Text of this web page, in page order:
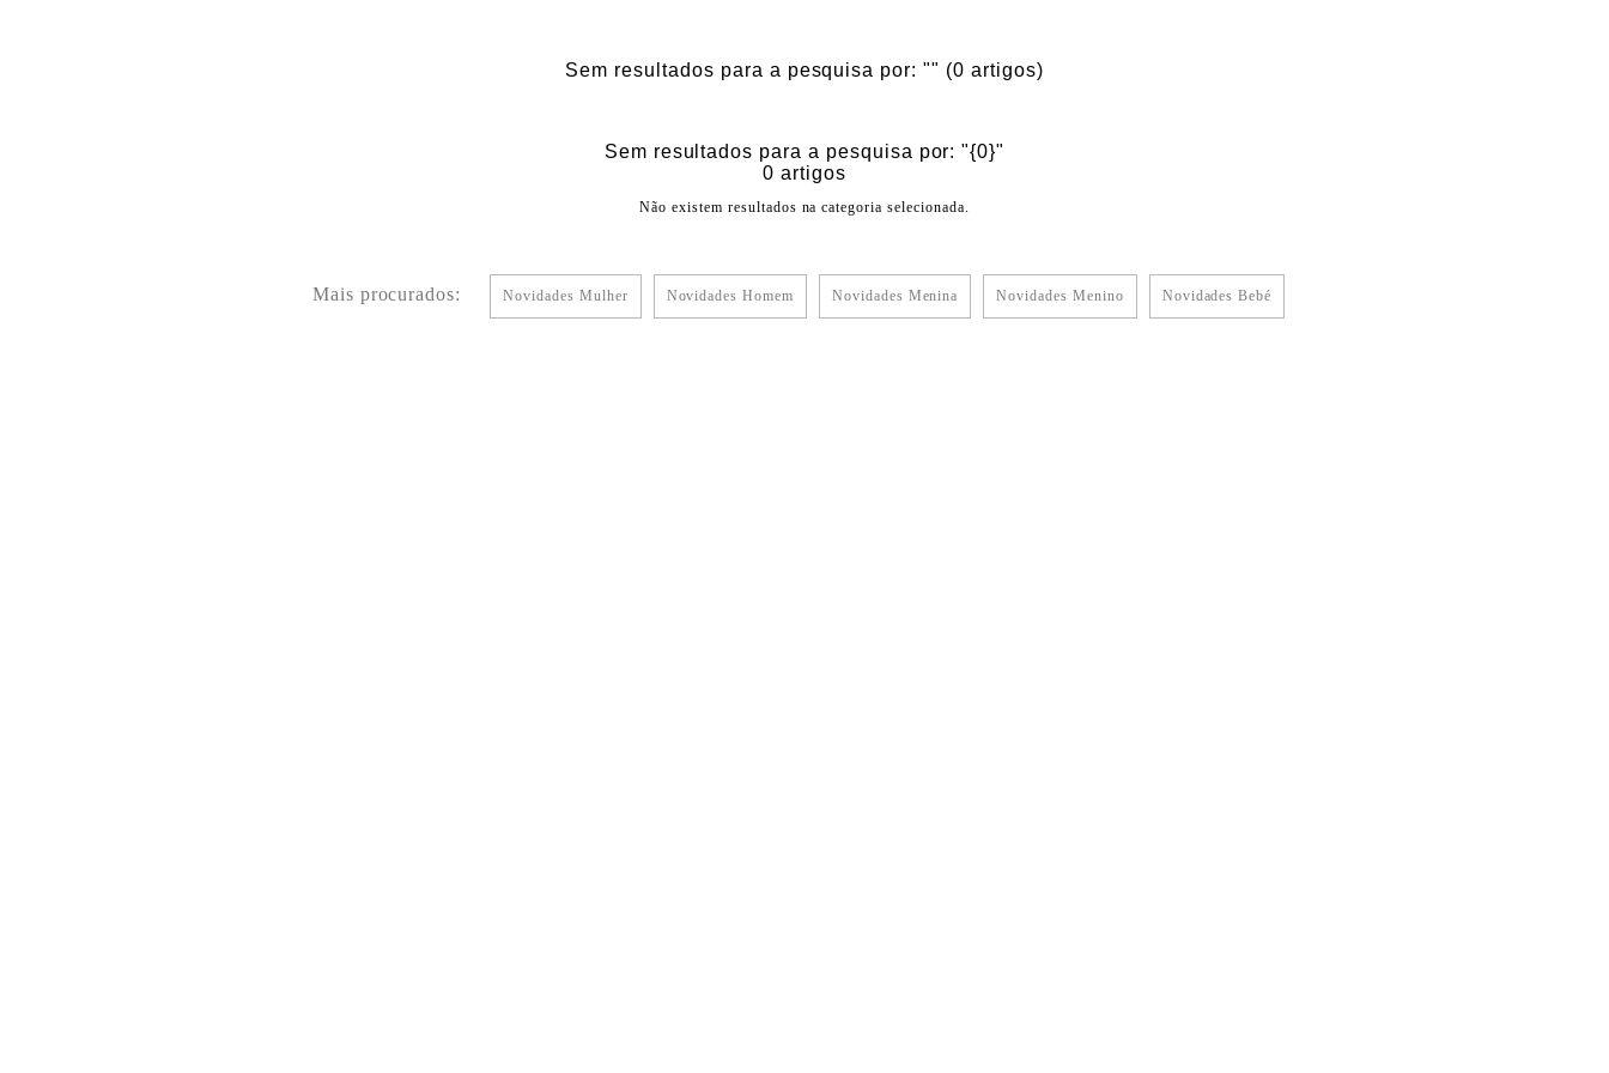
Sem resultados para a pesquisa por: "" (0 artigos)
Sem resultados para a pesquisa por: "{0}"
0 artigos
Não existem resultados na categoria selecionada.
Mais procurados: Novidades Mulher Novidades Homem Novidades Menina Novidades Menino Novidades Bebé